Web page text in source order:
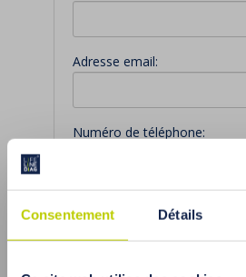
Consentement Détails
Adresse email:
Numéro de téléphone: